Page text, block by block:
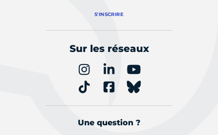
S'INSCRIRE
Sur les réseaux
Une question ?